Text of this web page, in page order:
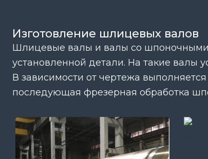
Изготовление шлицевых валов
Шлицевые валы и валы со шпоночными
установленной детали. На такие валы
В зависимости от чертежа
последующая фрезерная обработка